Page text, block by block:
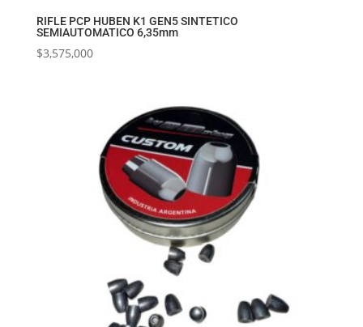
RIFLE PCP HUBEN K1 GEN5 SINTETICO
SEMIAUTOMATICO 6,35mm
$3,575,000